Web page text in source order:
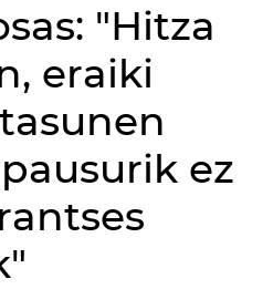
"Hitza
eraiki
ez